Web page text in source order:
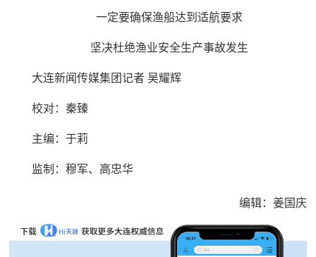
一定要确保渔船达到适航要求
坚决杜绝渔业安全生产事故发生
大连新闻传媒集团记者 吴耀辉
校对：秦臻
主编：于莉‍‍‍
监制：穆军、高忠华
编辑：姜国庆